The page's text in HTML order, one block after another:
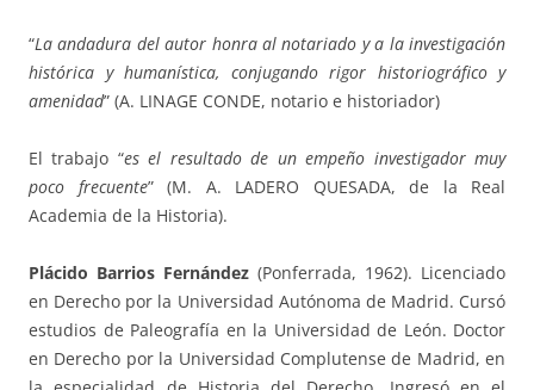
“La andadura del autor honra al notariado y a la investigación
histórica y humanística, conjugando rigor historiográfico y
amenidad” (A. LINAGE CONDE, notario e historiador)
El trabajo “es el resultado de un empeño investigador muy
poco frecuente” (M. A. LADERO QUESADA, de la Real
Academia de la Historia).
Plácido Barrios Fernández (Ponferrada, 1962). Licenciado
en Derecho por la Universidad Autónoma de Madrid. Cursó
estudios de Paleografía en la Universidad de León. Doctor
en Derecho por la Universidad Complutense de Madrid, en